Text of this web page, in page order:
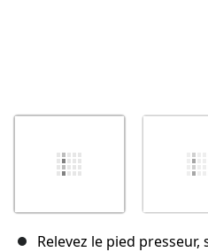
Relevez le pied